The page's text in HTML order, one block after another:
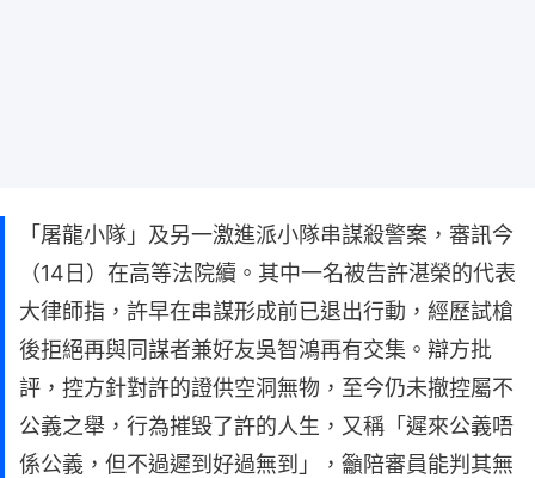
「屠龍小隊」及另一激進派小隊串謀殺警案，審訊今
（14日）在高等法院續。其中一名被告許湛榮的代表
大律師指，許早在串謀形成前已退出行動，經歷試槍
後拒絕再與同謀者兼好友吳智鴻再有交集。辯方批
評，控方針對許的證供空洞無物，至今仍未撤控屬不
公義之舉，行為摧毀了許的人生，又稱「遲來公義唔
係公義，但不過遲到好過無到」，籲陪審員能判其無